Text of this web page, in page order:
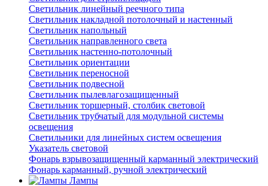
Светильник линейный реечного типа
Светильник накладной потолочный и настенный
Светильник напольный
Светильник направленного света
Светильник настенно-потолочный
Светильник ориентации
Светильник переносной
Светильник подвесной
Светильник пылевлагозащищенный
Светильник торшерный, столбик световой
Светильник трубчатый для модульной системы
освещения
Светильники для линейных систем освещения
Указатель световой
Фонарь взрывозащищенный карманный электрический
Фонарь карманный, ручной электрический
Лампы